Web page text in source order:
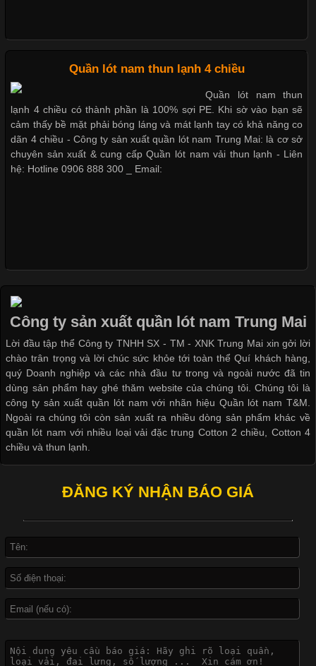
Cập nhật 2026-05-20 14:58:56
Vải thun là một trong những chất liệu được sử dụng rộng rãi
nhất trong ngành thời trang nhờ đặc tính co giãn, mềm mại và
thoải mái khi mặc. Từ áo thun, đồ thể thao cho đến đồ lót nam,
vải thun luôn đóng vai trò quan trọng trong quá trình sản xuất.
Hiện nay, nhu cầu tìm kiếm quần lót nam giá
Các Form Áo Thun Phổ Biến Hiện Nay Và Xu Hướng Trong
Ngành May Mặc Áo thun là một trong những trang phục quen
thuộc và được sử dụng phổ biến nhất hiện nay. Không chỉ đa
dạng về màu sắc hay chất liệu, áo thun còn có nhiều form dáng
khác nhau để phù hợp với từng phong cách thời trang và nhu
cầu
Khám Phá Áo Phông Trang Phục Phổ Biến Nhất Hiện Nay
Áo phông là một trong những trang phục phổ biến nhất trong
Không chỉ xuất hiện trong thời trang thường ngày, áo phông còn
được ứng dụng rộng rãi trong ngành sản xuất may mặc, đặc
Quần lót nam thun lạnh 4 chiều
Quần lót nam thun
lạnh 4 chiều có thành phần là 100% sợi PE. Khi sờ vào bạn sẽ
cảm thấy bề mặt phải bóng láng và mát lạnh tay có khả năng co
dãn 4 chiều - Công ty sản xuất quần lót nam Trung Mai: là cơ sở
chuyên sản xuất & cung cấp Quần lót nam vải thun lạnh - Liên
hệ: Hotline 0906 888 300 _ Email:
Công ty sản xuất quần lót nam Trung Mai
Lời đầu tập thể Công ty TNHH SX - TM - XNK Trung Mai xin gởi lời
chào trân trọng và lời chúc sức khỏe tới toàn thể Quí khách hàng,
quý Doanh nghiệp và các nhà đầu tư trong và ngoài nước đã tin
dùng sản phẩm hay ghé thăm website của chúng tôi. Chúng tôi là
công ty sản xuất quần lót nam với nhãn hiệu Quần lót nam T&M.
Ngoài ra chúng tôi còn sản xuất ra nhiều dòng sản phẩm khác về
quần lót nam với nhiều loại vải đặc trung Cotton 2 chiều, Cotton 4
chiều và thun lạnh.
ĐĂNG KÝ NHẬN BÁO GIÁ